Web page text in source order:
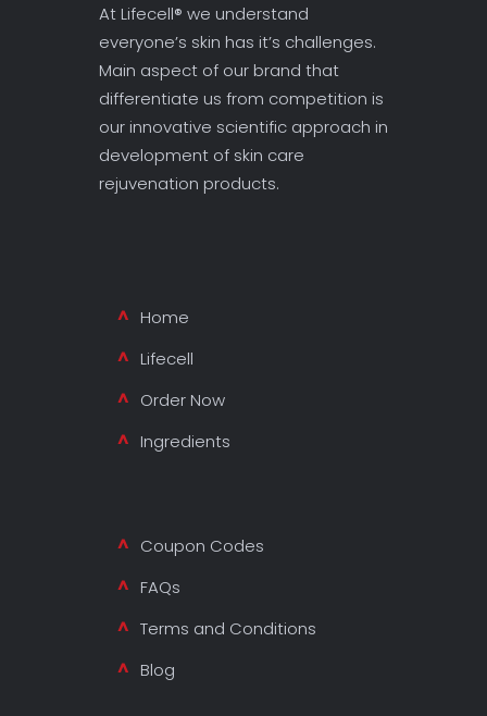
At Lifecell® we understand
everyone’s skin has it’s challenges.
Main aspect of our brand that
differentiate us from competition is
our innovative scientific approach in
development of skin care
rejuvenation products.
Home
Lifecell
Order Now
Ingredients
Coupon Codes
FAQs
Terms and Conditions
Blog